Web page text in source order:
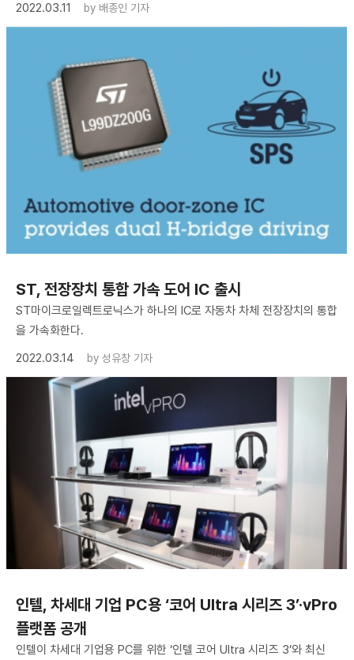
2022.03.11 by 배종인 기자
ST, 전장장치 통합 가속 도어 IC 출시
ST마이크로일렉트로닉스가 하나의 IC로 자동차 차체 전장장치의 통합
을 가속화한다.
2022.03.14
by 성유창 기자
인텔, 차세대 기업 PC용 ‘코어 Ultra 시리즈 3’·vPro
플랫폼 공개
인텔이 차세대 기업용 PC를 위한 ‘인텔 코어 Ultra 시리즈 3’와 최신